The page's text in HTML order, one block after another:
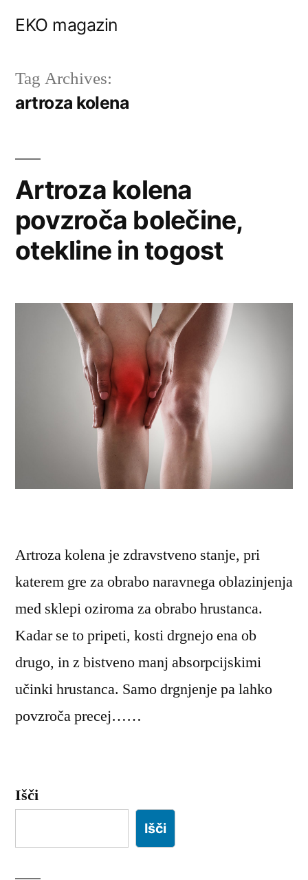
EKO magazin
Tag Archives:
artroza kolena
Artroza kolena
povzroča bolečine,
otekline in togost
Artroza kolena je zdravstveno stanje, pri
katerem gre za obrabo naravnega oblazinjenja
med sklepi oziroma za obrabo hrustanca.
Kadar se to pripeti, kosti drgnejo ena ob
drugo, in z bistveno manj absorpcijskimi
učinki hrustanca. Samo drgnjenje pa lahko
povzroča precej……
Išči
Išči